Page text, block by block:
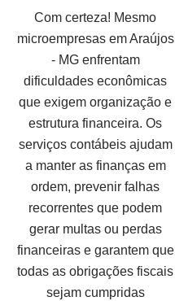
Com certeza! Mesmo
microempresas em Araújos
- MG enfrentam
dificuldades econômicas
que exigem organização e
estrutura financeira. Os
serviços contábeis ajudam
a manter as finanças em
ordem, prevenir falhas
recorrentes que podem
gerar multas ou perdas
financeiras e garantem que
todas as obrigações fiscais
sejam cumpridas